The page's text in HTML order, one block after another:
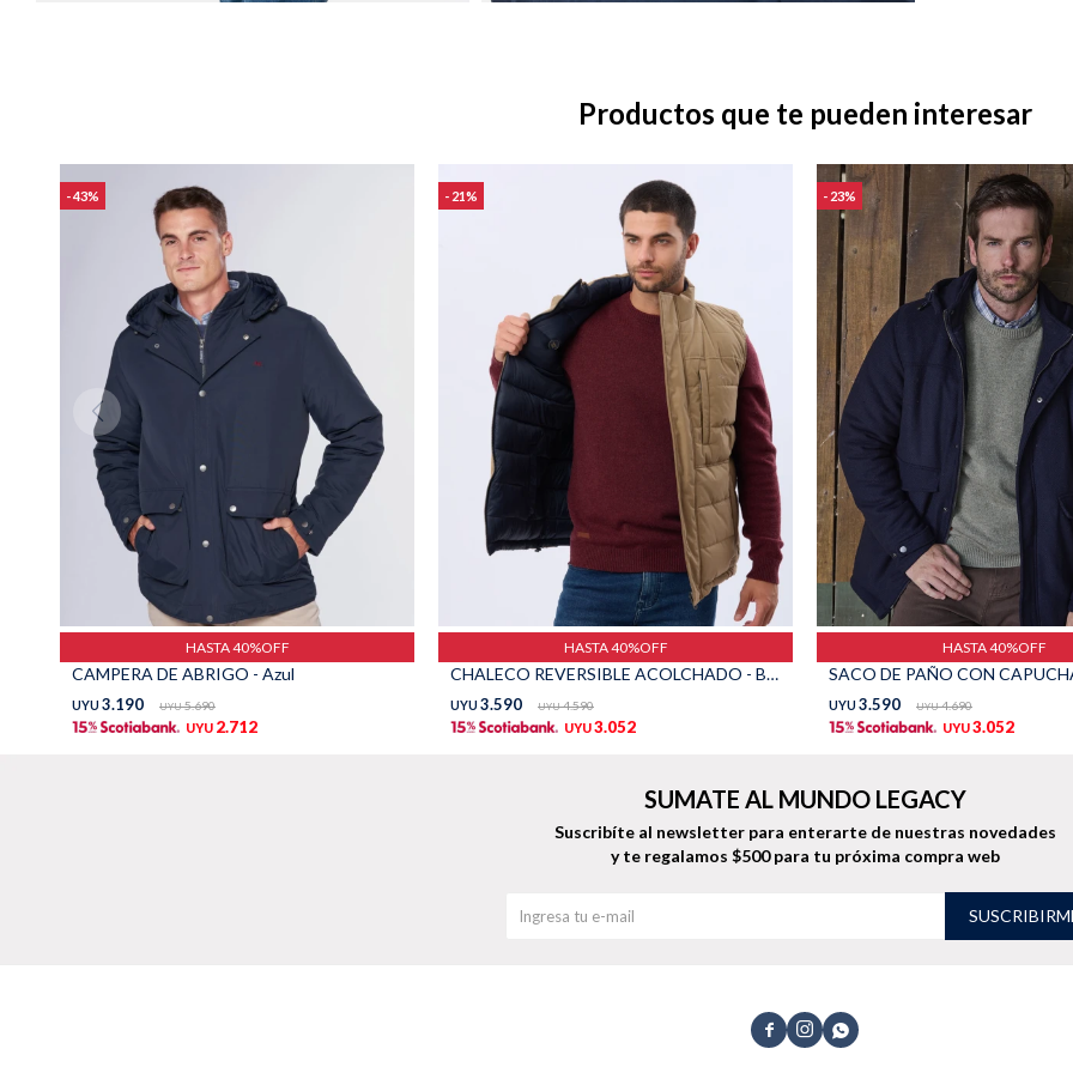
Productos que te pueden interesar
43
HASTA 40%OFF
CAMPERA DE ABRIGO - Azul
UYU 3.190 UYU 5.690
UYU 2.712
21
HASTA 40%OFF
CHALECO REVERSIBLE ACOLCHADO - Beige
UYU 3.590 UYU 4.590
UYU3.052
23
HASTA 40%OFF
SACO DE PAÑO CON
UYU 3.590 UYU 4.690
UYU3.052
  
SUMATE AL MUNDO LEGACY
Suscribíte al newsletter para enterarte de nuestras novedades
y te regalamos $500 para tu próxima compra web